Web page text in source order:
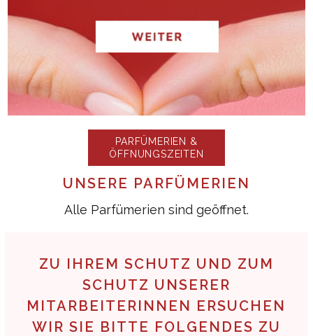
PARFÜMERIEN &
ÖFFNUNGSZEITEN
UNSERE PARFÜMERIEN
Alle Parfümerien sind geöffnet.
ZU IHREM SCHUTZ UND ZUM
SCHUTZ UNSERER
MITARBEITERINNEN ERSUCHEN
WIR SIE BITTE FOLGENDES ZU